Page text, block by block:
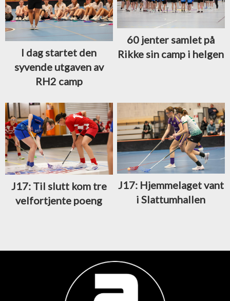
I dag startet den
syvende utgaven av
RH2 camp
60 jenter samlet på
Rikke sin camp i helgen
J17: Til slutt kom tre
velfortjente poeng
J17: Hjemmelaget vant
i Slattumhallen